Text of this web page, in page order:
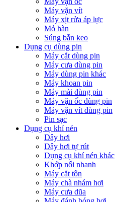
Máy vặn vít
Máy xịt rửa áp lực
Mỏ hàn
Súng bắn keo
Dụng cụ dùng pin
Máy cắt dùng pin
Máy cưa dùng pin
Máy dùng pin khác
Máy khoan pin
Máy mài dùng pin
Máy vặn ốc dùng pin
Máy vặn vít dùng pin
Pin sạc
Dụng cụ khí nén
Dây hơi
Dây hơi tự rút
Dụng cụ khí nén khác
Khớp nối nhanh
Máy cắt tôn
Máy chà nhám hơi
Máy cưa dũa